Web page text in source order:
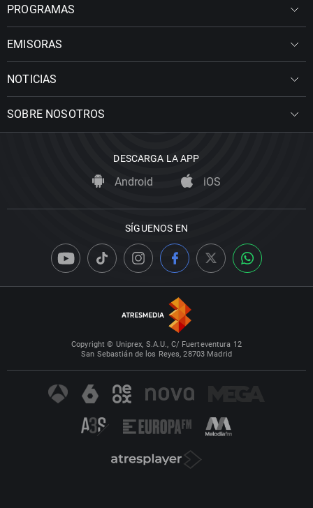
PROGRAMAS
EMISORAS
NOTICIAS
SOBRE NOSOTROS
DESCARGA LA APP
Android iOS
SÍGUENOS EN
Copyright © Uniprex, S.A.U., C/ Fuerteventura 12
San Sebastián de los Reyes, 28703 Madrid